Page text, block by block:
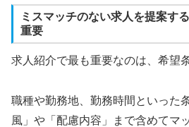
ミスマッチのない求人を提案す
重要
求人紹介で最も重要なのは、希望
職種や勤務地、勤務時間といった
風」や「配慮内容」まで含めてマ